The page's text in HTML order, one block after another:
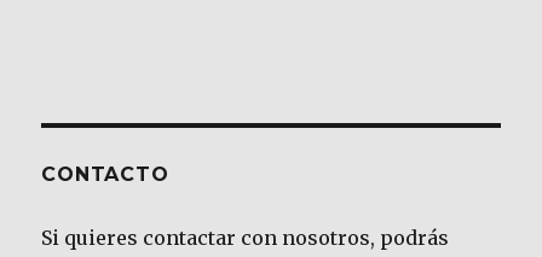
CONTACTO
Si quieres contactar con nosotros, podrás